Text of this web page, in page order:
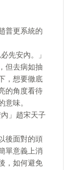
普更系統的
先安內。」
但去病如抽
，想要徹底
的角度看待
味。
內」趙宋天子
後面對的頭
單意義上消
，如何避免